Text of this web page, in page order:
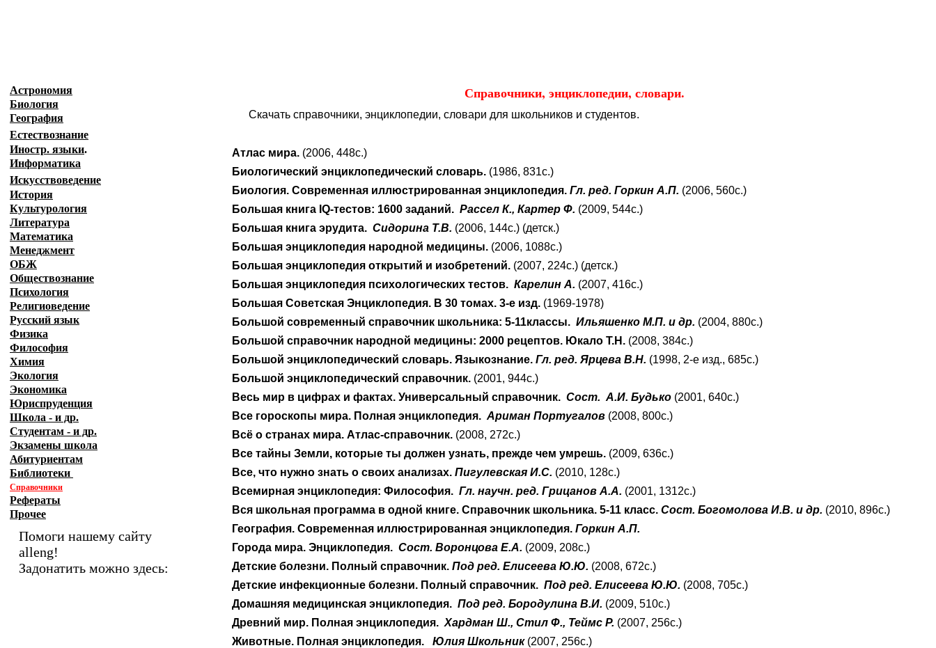
Справочники, энциклопедии, словари.
Скачать справочники, энциклопедии, словари для школьников и студентов.
Атлас мира. (2006, 448с.)
Биологический энциклопедический словарь. (1986, 831с.)
Биология. Современная иллюстрированная энциклопедия.Гл. ред. Горкин А.П. (2006, 560с.)
Большая книга IQ-тестов: 1600 заданий.Рассел К., Картер Ф. (2009, 544с.)
Большая книга эрудита.Сидорина Т.В. (2006, 144с.) (детск.)
Большая энциклопедия народной медицины. (2006, 1088с.)
Большая энциклопедия открытий и изобретений. (2007, 224с.) (детск.)
Большая энциклопедия психологических тестов. Карелин А. (2007, 416с.)
Большая Советская Энциклопедия. В 30 томах. 3-е изд. (1969-1978)
Большой современный справочник школьника: 5-11классы. Ильяшенко М.П. и др. (2004, 880с.)
Большой справочник народной медицины: 2000 рецептов. Юкало Т.Н. (2008, 384с.)
Большой энциклопедический словарь. Языкознание.Гл. ред. Ярцева В.Н. (1998, 2-е изд., 685с.)
Большой энциклопедический справочник. (2001, 944с.)
Весь мир в цифрах и фактах. Универсальный справочник.Сост. А.И. Будько (2001, 640с.)
Все гороскопы мира. Полная энциклопедия. Ариман Португалов (2008, 800с.)
Всё о странах мира. Атлас-справочник. (2008, 272с.)
Все тайны Земли, которые ты должен узнать, прежде чем умрешь. (2009, 636с.)
Все, что нужно знать о своих анализах.Пигулевская И.С. (2010, 128с.)
Всемирная энциклопедия: Философия. Гл. научн. ред. Грицанов А.А. (2001, 1312с.)
Вся школьная программа в одной книге. Справочник школьника. 5-11 класс.Сост. Богомолова И.В. и др. (2010, 896с.)
География. Современная иллюстрированная энциклопедия. Горкин А.П.
Города мира. Энциклопедия.Сост. Воронцова Е.А. (2009, 208с.)
Детские болезни. Полный справочник.Под ред. Елисеева Ю.Ю. (2008, 672с.)
Детские инфекционные болезни. Полный справочник.Под ред. Елисеева Ю.Ю. (2008, 705с.)
Домашняя медицинская энциклопедия. Под ред. Бородулина В.И. (2009, 510с.)
Древний мир. Полная энциклопедия.Хардман Ш., Стил Ф., Теймс Р. (2007, 256с.)
Животные. Полная энциклопедия.Юлия Школьник (2007, 256с.)
Астрономия
Биология
География
Естествознание
Иностр. языки.
Информатика
Искусствоведение
История
Культурология
Литература
Математика
Менеджмент
ОБЖ
Обществознание
Психология
Религиоведение
Русский язык
Физика
Философия
Химия
Экология
Экономика
Юриспруденция
Школа - и др.
Студентам - и др.
Экзамены школа
Абитуриентам
Библиотеки
Справочники
Рефераты
Прочее
Помоги нашему сайту
alleng!
Задонатить можно здесь: